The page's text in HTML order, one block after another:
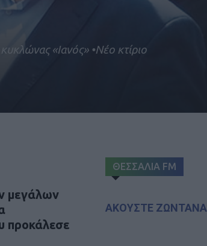
«Ιανός» •Νέο κτίριο
μεγάλων
προκάλεσε
ΘΕΣΣΑΛΙΑ FM
ΑΚΟΥΣΤΕ ΖΩΝΤΑΝΑ